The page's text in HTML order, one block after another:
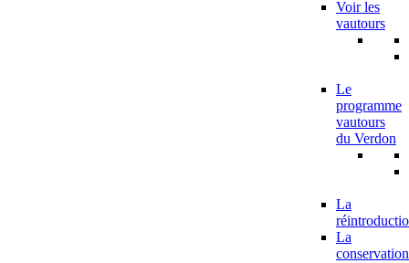
Voir les
vautours
Le
programme
vautours
du Verdon
La
La
conservation